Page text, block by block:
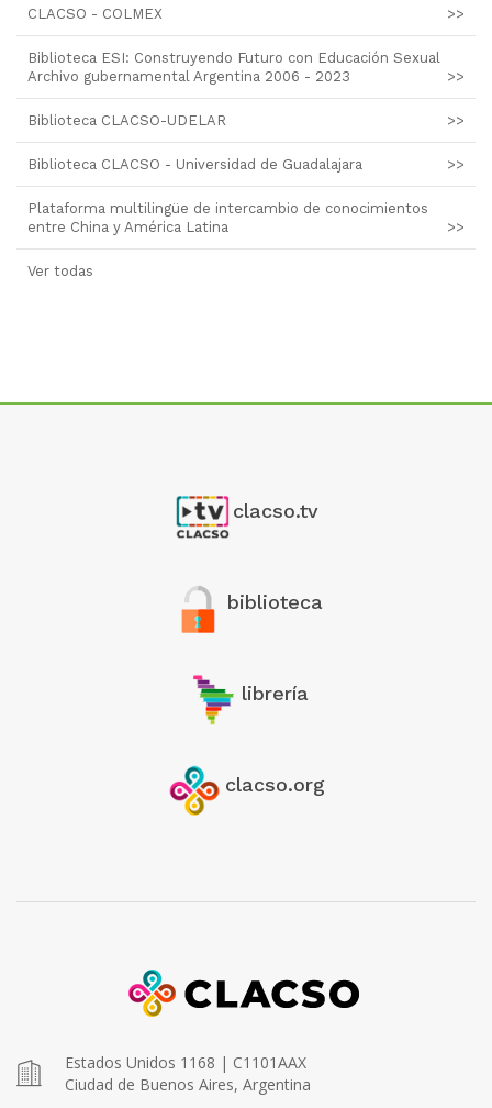
CLACSO - COLMEX >>
Biblioteca ESI: Construyendo Futuro con Educación Sexual
Archivo gubernamental Argentina 2006 - 2023
>>
Biblioteca CLACSO-UDELAR >>
Biblioteca CLACSO - Universidad de Guadalajara >>
Plataforma multilingüe de intercambio de conocimientos
entre China y América Latina
>>
Ver todas
clacso.tv
biblioteca
librería
clacso.org
Estados Unidos 1168 | C1101AAX
Ciudad de Buenos Aires, Argentina